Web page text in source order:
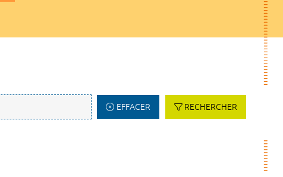
EFFACER RECHERCHER